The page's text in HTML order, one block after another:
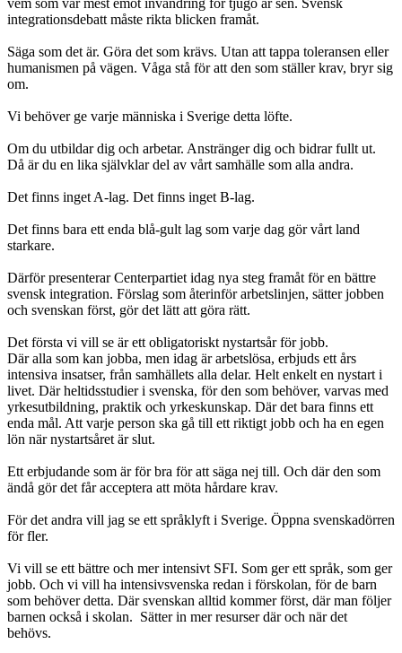
vem som var mest emot invandring för tjugo år sen. Svensk
integrationsdebatt måste rikta blicken framåt.
Säga som det är. Göra det som krävs. Utan att tappa toleransen eller
humanismen på vägen. Våga stå för att den som ställer krav, bryr sig
om.
Vi behöver ge varje människa i Sverige detta löfte.
Om du utbildar dig och arbetar. Anstränger dig och bidrar fullt ut.
Då är du en lika självklar del av vårt samhälle som alla andra.
Det finns inget A-lag. Det finns inget B-lag.
Det finns bara ett enda blå-gult lag som varje dag gör vårt land
starkare.
Därför presenterar Centerpartiet idag nya steg framåt för en bättre
svensk integration. Förslag som återinför arbetslinjen, sätter jobben
och svenskan först, gör det lätt att göra rätt.
Det första vi vill se är ett obligatoriskt nystartsår för jobb.
Där alla som kan jobba, men idag är arbetslösa, erbjuds ett års
intensiva insatser, från samhällets alla delar. Helt enkelt en nystart i
livet. Där heltidsstudier i svenska, för den som behöver, varvas med
yrkesutbildning, praktik och yrkeskunskap. Där det bara finns ett
enda mål. Att varje person ska gå till ett riktigt jobb och ha en egen
lön när nystartsåret är slut.
Ett erbjudande som är för bra för att säga nej till. Och där den som
ändå gör det får acceptera att möta hårdare krav.
För det andra vill jag se ett språklyft i Sverige. Öppna svenskadörren
för fler.
Vi vill se ett bättre och mer intensivt SFI. Som ger ett språk, som ger
jobb. Och vi vill ha intensivsvenska redan i förskolan, för de barn
som behöver detta. Där svenskan alltid kommer först, där man följer
barnen också i skolan. Sätter in mer resurser där och när det
behövs.